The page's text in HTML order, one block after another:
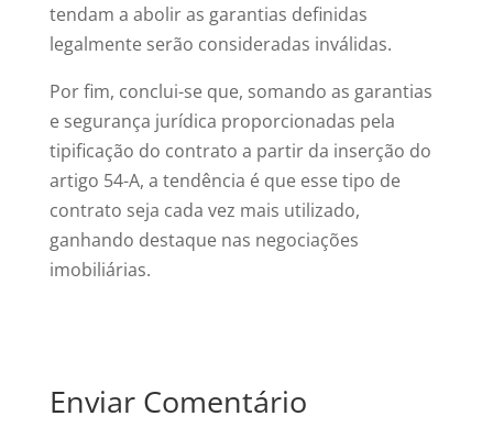
tendam a abolir as garantias definidas
legalmente serão consideradas inválidas.
Por fim, conclui-se que, somando as garantias
e segurança jurídica proporcionadas pela
tipificação do contrato a partir da inserção do
artigo 54-A, a tendência é que esse tipo de
contrato seja cada vez mais utilizado,
ganhando destaque nas negociações
imobiliárias.
Enviar Comentário